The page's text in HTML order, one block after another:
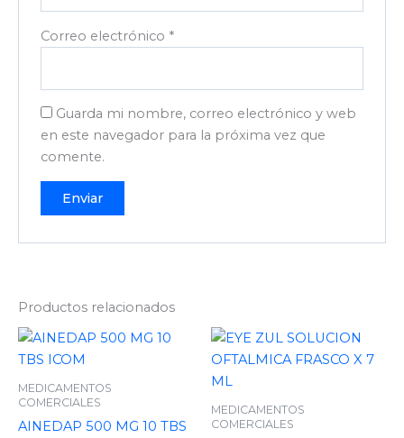
Correo electrónico *
Guarda mi nombre, correo electrónico y web
en este navegador para la próxima vez que
comente.
Productos relacionados
MEDICAMENTOS
COMERCIALES
AINEDAP 500 MG 10 TBS
MEDICAMENTOS
COMERCIALES